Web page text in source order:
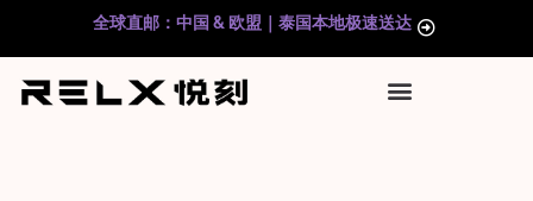
内
全球直邮：中国 & 欧盟｜泰国本地极速送达